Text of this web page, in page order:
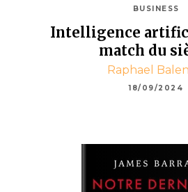
BUSINESS
Intelligence
match du
Raphael
18/09/2024